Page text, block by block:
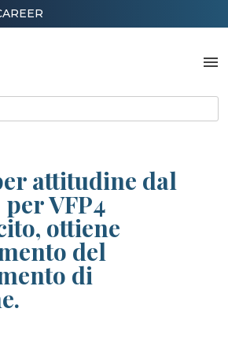
menu
attitudine dal
VFP4
ottiene
del
di